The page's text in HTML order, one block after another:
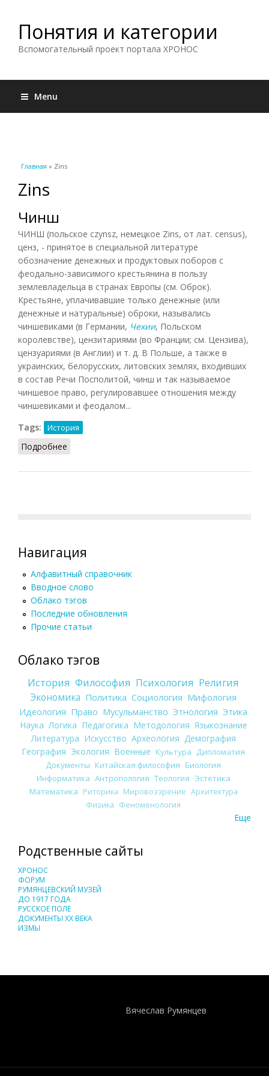
Понятия и категории
Вспомогательный проект портала ХРОНОС
Menu
Вы здесь
Главная » Zins
Zins
Чинш
ЧИНШ (польское czynsz, немецкое Zins, от лат. census),
ценз, - принятое в специальной литературе
обозначение денежных и продуктовых поборов с
феодально-зависимого крестьянина в пользу
землевладельца в странах Европы (см. Оброк).
Крестьяне, уплачивавшие только денежные (или
денежные и натуральные) оброки, назывались
чиншевиками (в Германии, Чехии, Польском
королевстве), цензитариями (во Франции; см. Цензива),
цензуариями (в Англии) и т. д. В Польше, а также в
украинских, белорусских, литовских землях, входивших
в состав Речи Посполитой, чинш и так называемое
чиншевое право, регулировавшее отношения между
чиншевиками и феодалом...
Tags:
История
Подробнее
Навигация
Алфавитный справочник
Вводное слово
Облако тэгов
Последние обновления
Прочие статьи
Облако тэгов
История Философия Психология Религия
Экономика Политика Социология Мифология
Идеология Право Мусульманство Этнология Этика
Наука Логика Педагогика Методология Языкознание
Литература Искусство Археология Демография
География Экология Военные Культура
Дипломатия
Документы Китайская философия Биология
Информатика Антропология Теология Эстетика
Математика Риторика Мировоззрение Архитектура
Физика Феноменология
Еще
Родственные сайты
ХРОНОС
ФОРУМ
РУМЯНЦЕВСКИЙ МУЗЕЙ
ДО 1917 ГОДА
РУССКОЕ ПОЛЕ
ДОКУМЕНТЫ XX ВЕКА
ИЗМЫ
Вячеслав Румянцев